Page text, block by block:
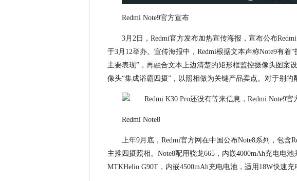
Redmi Note9官方宣布
3月2日，Redmi官方发布加热宣传海报，宣布公布
于3月12举办。宣传海报中，Redmi根据文本声称Note9有着
主要表现”，再融合文本上边清楚的矩形框监控摄像头图案
像头“集成浴霸四摄”，以照相做为关键产品卖点。对于别的
Redmi Note8
上年9月底，Redmi官方网在中国公布Note8系列，包含
主推四摄照相。Note8配用骁龙665，内嵌4000mAh充电电
MTKHelio G90T，内嵌4500mAh充电电池，适用18W快速充